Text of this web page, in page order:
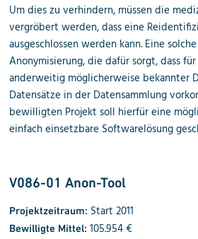
Um dies zu verhindern, müssen die
vergröbert werden, dass eine
ausgeschlossen werden kann. Eine
Anonymisierung, die dafür sorgt, dass
anderweitig möglicherweise bekannter
Datensätze in der Datensammlung
bewilligten Projekt soll hierfür eine
einfach einsetzbare Softwarelösung
V086-01 Anon-Tool
Projektzeitraum: Start 2011
Bewilligte Mittel:105.954 €